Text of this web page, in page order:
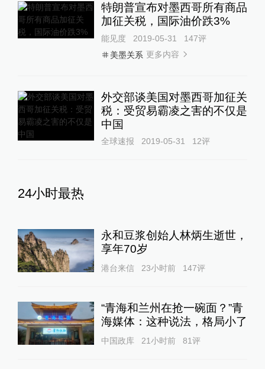
特朗普宣布对墨西哥所有商品
加征关税，国际油价跌3%
能见度 2019-05-31 147评
美墨关系 更多内容
外交部谈美国对墨西哥加征关
税：受贸易霸凌之害的不仅是
中国
全球速报 2019-05-31 12评
24小时最热
永和豆浆创始人林炳生逝世，
享年70岁
港台来信 23小时前 147评
“青海和兰州在抢一碗面？”青
海媒体：这种说法，格局小了
中国政库 21小时前 81评